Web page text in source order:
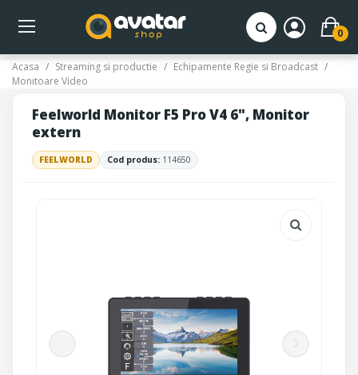
0
Acasa Streaming si productie
Echipamente Regie si Broadcast
Monitoare Video
Feelworld Monitor F5 Pro V4 6", Monitor
extern
FEELWORLD Cod produs: 114650